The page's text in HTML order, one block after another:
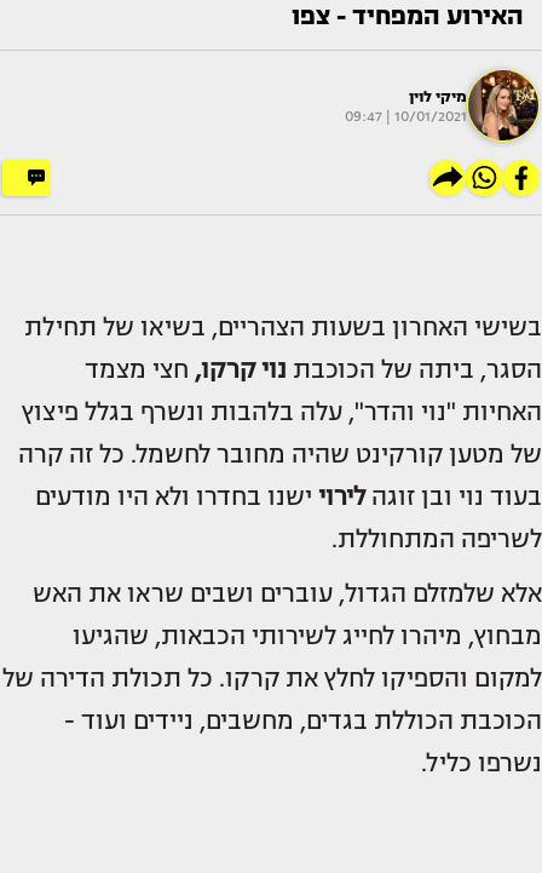
האירוע המפחיד - צפו
מיקי לוין
10/01/2021 | 09:47
בשישי האחרון בשעות הצהריים, בשיאו של תחילת
הסגר, ביתה של הכוכבת נוי קרקו, חצי מצמד
האחיות "נוי והדר", עלה בלהבות ונשרף בגלל פיצוץ
של מטען קורקינט שהיה מחובר לחשמל. כל זה קרה
בעוד נוי ובן זוגה לירוי ישנו בחדרו ולא היו מודעים
לשריפה המתחוללת.
אלא שלמזלם הגדול, עוברים ושבים שראו את האש
מבחוץ, מיהרו לחייג לשירותי הכבאות, שהגיעו
למקום והספיקו לחלץ את קרקו. כל תכולת הדירה של
הכוכבת הכוללת בגדים, מחשבים, ניידים ועוד -
נשרפו כליל.